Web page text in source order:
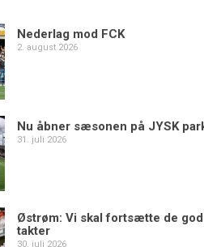
Nederlag mod FCK
2. august 2026
Nu åbner sæsonen på JYSK
31. juli 2026
Østrøm: Vi skal fortsætte de
takter
30. juli 2026